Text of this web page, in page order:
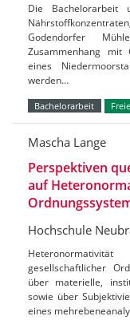
Die Bachelorarbeit
Godendorfer
Zusammenhang mit
eines
werden…
Bachelorarbeit
Mascha Lange
Perspektiven
auf
Hochschule
gesellschaftlicher
über materielle,
sowie über
eines